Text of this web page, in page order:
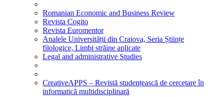
Romanian Economic and Business Review
Revista Cogito
Revista Euromentor
Analele Universității din Craiova, Seria Științe
filologice, Limbi străine aplicate
Legal and administrative Studies
CreativeAPPS – Revistă studențească de cercetare în
informatică multidisciplinară